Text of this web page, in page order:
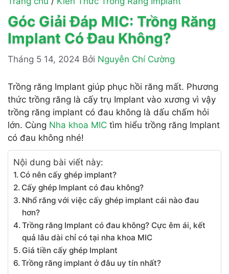
Góc Giải Đáp MIC: Trồng Răng
Implant Có Đau Không?
Tháng 5 14, 2024 Bởi Nguyễn Chí Cường
Trồng răng Implant giúp phục hồi răng mất. Phương
thức trồng răng là cấy trụ Implant vào xương vì vậy
trồng răng implant có đau không là dấu chấm hỏi
lớn. Cùng Nha khoa MIC tìm hiểu trồng răng Implant
có đau không nhé!
Nội dung bài viết này:
Có nên cấy ghép implant?
Cấy ghép Implant có đau không?
Nhổ răng với việc cấy ghép implant cái nào đau
hơn?
Trồng răng Implant có đau không? Cực êm ái, kết
quả lâu dài chỉ có tại nha khoa MIC
Giá tiền cấy ghép Implant
Trồng răng implant ở đâu uy tín nhất?